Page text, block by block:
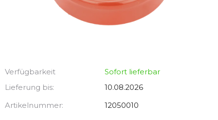
Verfügbarkeit
Sofort lieferbar
Lieferung bis:
10.08.2026
Artikelnummer:
12050010